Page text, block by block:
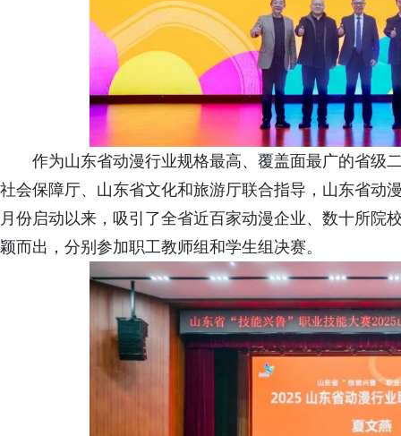
作为山东省动漫行业规格最高、覆盖面最广的省级
社会保障厅、山东省文化和旅游厅联合指导，山东省动
月份启动以来，吸引了全省近百家动漫企业、数十所院
颖而出，分别参加职工教师组和学生组决赛。